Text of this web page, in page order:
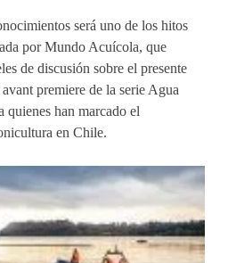
será uno de los hitos
por Mundo Acuícola, que
de discusión sobre el presente
premiere de la serie Agua
quienes han marcado el
en Chile.